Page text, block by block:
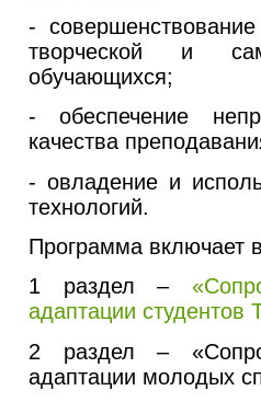
-
творческой и
обучающихся;
- обеспечение
качества
- овладение и
технологий.
Программа включает
1 раздел –
адаптации студентов
2 раздел –
адаптации молодых